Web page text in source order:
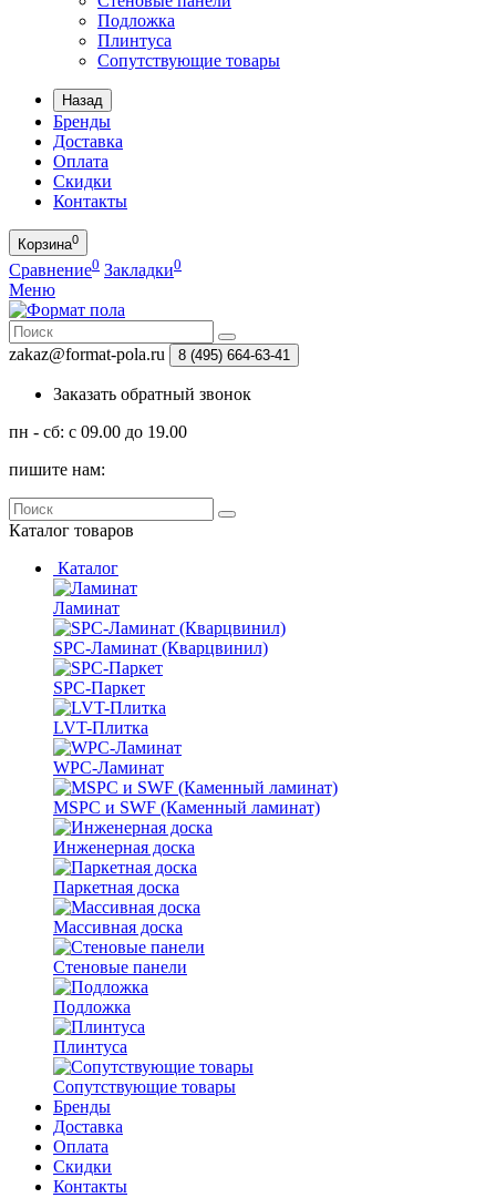
Подложка
Плинтуса
Сопутствующие товары
Назад
Бренды
Доставка
Оплата
Скидки
Контакты
Корзина0
Сравнение0 Закладки0
Меню
zakaz@format-pola.ru 8 (495) 664-63-41
Заказать обратный звонок
пн - сб: с 09.00 до 19.00
пишите нам:
Каталог товаров
Каталог
Ламинат
SPC-Ламинат (Кварцвинил)
SPC-Паркет
LVT-Плитка
WPC-Ламинат
MSPC и SWF (Каменный ламинат)
Инженерная доска
Паркетная доска
Массивная доска
Стеновые панели
Подложка
Плинтуса
Сопутствующие товары
Бренды
Доставка
Оплата
Скидки
Контакты